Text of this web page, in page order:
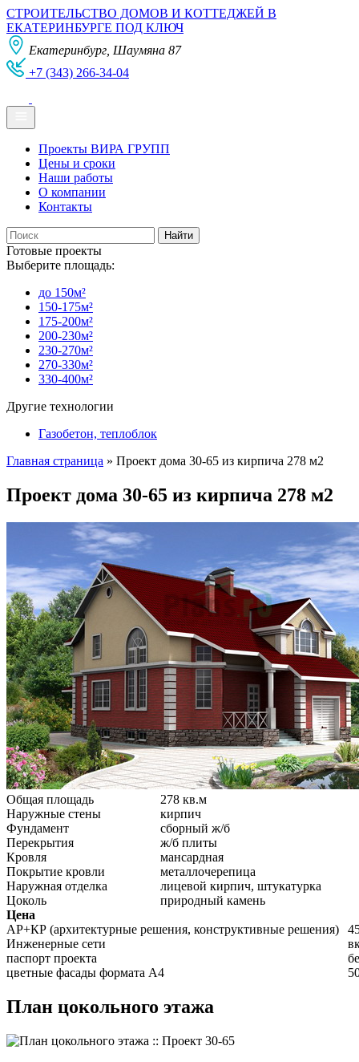
СТРОИТЕЛЬСТВО ДОМОВ И КОТТЕДЖЕЙ В
ЕКАТЕРИНБУРГЕ ПОД КЛЮЧ
Екатеринбург, Шаумяна 87
+7 (343) 266-34-04
Проекты ВИРА ГРУПП
Цены и сроки
Наши работы
О компании
Контакты
Готовые проекты
Выберите площадь:
до 150м²
150-175м²
175-200м²
200-230м²
230-270м²
270-330м²
330-400м²
Другие технологии
Газобетон, теплоблок
Главная страница » Проект дома 30-65 из кирпича 278 м2
Проект дома 30-65 из кирпича 278 м2
Общая площадь
278 кв.м
Наружные стены
кирпич
Фундамент
сборный ж/б
Перекрытия
ж/б плиты
Кровля
мансардная
Покрытие кровли
металлочерепица
Наружная отделка
лицевой кирпич, штукатурка
Цоколь
природный камень
Цена
АР+КР (архитектурные решения, конструктивные решения)
Инженерные сети
паспорт проекта
цветные фасады формата А4
План цокольного этажа